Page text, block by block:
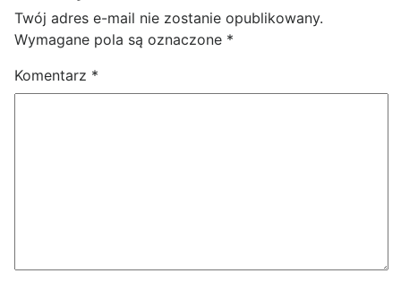
Twój adres e-mail nie zostanie opublikowany.
Wymagane pola są oznaczone *
Komentarz *